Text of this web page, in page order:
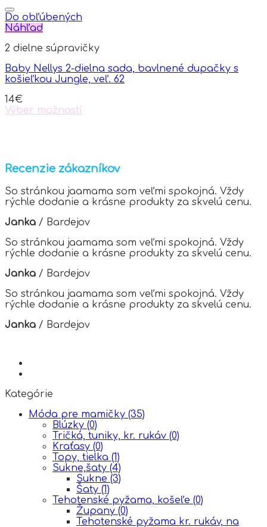
page
product
has
multiple
The
may
be
on
the
Do obľúbených
Náhľad
2 dielne súpravičky
Baby Nellys 2-dielna sada, bavlnené dupačky s
košieľkou Jungle, veľ. 62
14€
Výber možností
variants.
The
options
may
be
chosen
on
the
product
page
Recenzie zákazníkov
So stránkou jaamama som veľmi spokojná. Vždy
rýchle dodanie a krásne produkty za skvelú cenu.
Janka / Bardejov
So stránkou jaamama som veľmi spokojná. Vždy
rýchle dodanie a krásne produkty za skvelú cenu.
Janka / Bardejov
So stránkou jaamama som veľmi spokojná. Vždy
rýchle dodanie a krásne produkty za skvelú cenu.
Janka / Bardejov
Kategórie
Móda pre mamičky (35)
Blúzky (0)
Tričká, tuniky, kr. rukáv (0)
Kraťasy (0)
Topy, tielka (1)
Sukne,šaty (4)
Sukne (3)
Šaty (1)
Tehotenské pyžama, košeľe (0)
Župany (0)
Tehotenské pyžama kr. rukáv, na